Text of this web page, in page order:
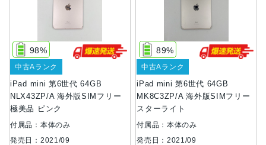
iPad mini 第6世代 64GB
NLX43ZP/A 海外版SIMフリー
極美品 ピンク
98%
中古Aランク
付属品：本体のみ
発売日：2021/09
iPad mini 第6世代 64GB
MK8C3ZP/A 海外版SIMフリー
スターライト
89%
中古Aランク
付属品：本体のみ
発売日：2021/09